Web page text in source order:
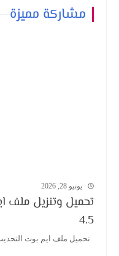
مشاركة مميزة
يونيو 28, 2026
تحميل وتنزيل ملف
4.5
تحميل ملف ايم بوت التحديث